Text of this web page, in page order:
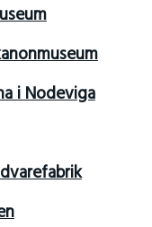
i Nodeviga